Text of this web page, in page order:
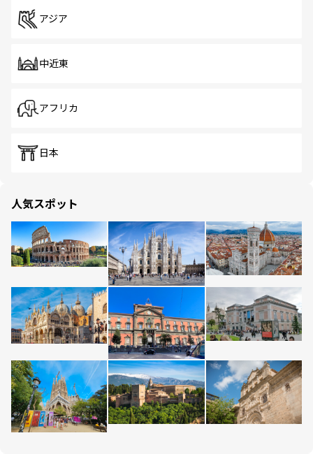
アジア
中近東
アフリカ
日本
人気スポット